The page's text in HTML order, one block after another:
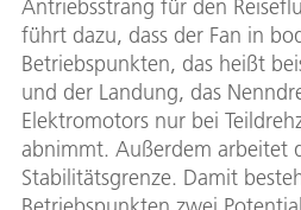
Antriebsstrang für den
führt dazu, dass der Fan in
Betriebspunkten, das heißt
und der Landung, das
Elektromotors nur bei
abnimmt. Außerdem arbeitet
Stabilitätsgrenze. Damit